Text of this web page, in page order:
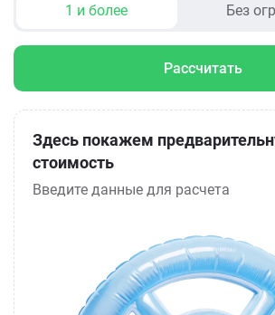
1 и более Без
Рассчитать
Здесь покажем
стоимость
Введите данные для расчета